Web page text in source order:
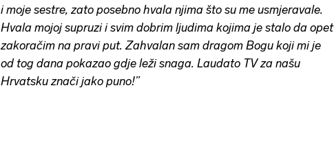
i moje sestre, zato posebno hvala njima što su me usmjeravale.
Hvala mojoj supruzi i svim dobrim ljudima kojima je stalo da opet
zakoračim na pravi put. Zahvalan sam dragom Bogu koji mi je
od tog dana pokazao gdje leži snaga. Laudato TV za našu
Hrvatsku znači jako puno!”